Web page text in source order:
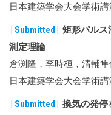
日本建築学会大会学術講
| Submitted | 矩形パルス
測定理論
倉渕隆，李時桓，清輔
日本建築学会大会学術講
| Submitted | 換気の発停